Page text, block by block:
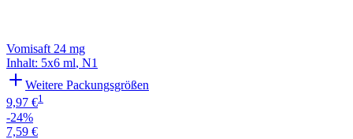
Vomisaft 24 mg
Inhalt: 5x6 ml, N1
Weitere Packungsgrößen
9,97 €1
-24%
7,59 €